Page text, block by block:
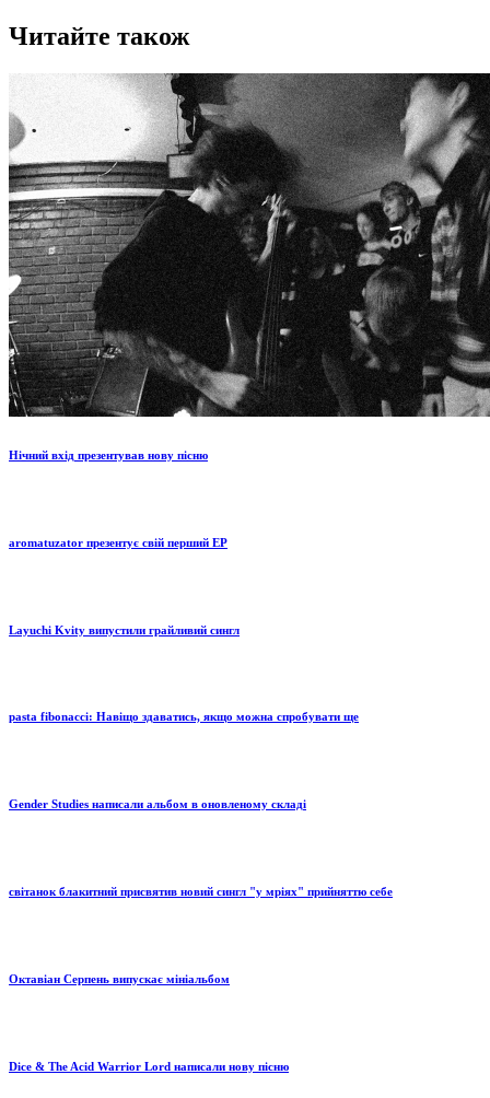
Читайте також
Нічний вхід презентував нову пісню
aromatuzator презентує свій перший EP
Layuchi Kvity випустили грайливий сингл
pasta fibonacci: Навіщо здаватись, якщо можна спробувати ще
Gender Studies написали альбом в оновленому складі
світанок блакитний присвятив новий сингл "у мріях" прийняттю себе
Октавіан Серпень випускає мініальбом
Dice & The Acid Warrior Lord написали нову пісню